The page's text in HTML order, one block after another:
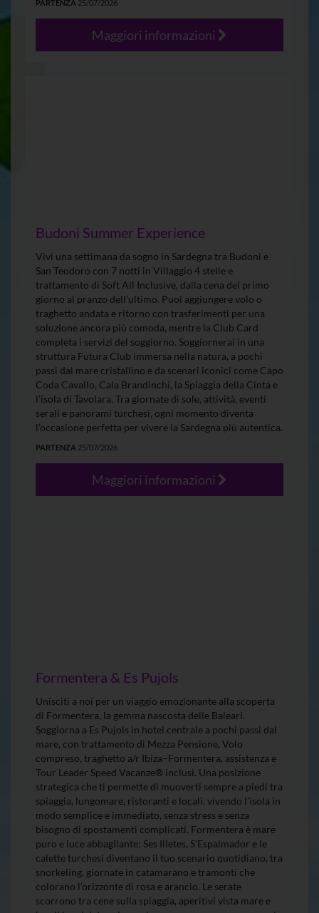
PARTENZA 25/07/2026
Maggiori informazioni
Budoni Summer Experience
Vivi una settimana da sogno in Sardegna tra Budoni e
San Teodoro con 7 notti in Villaggio 4 stelle e
trattamento di Soft All Inclusive, dalla cena del primo
giorno al pranzo dell’ultimo. Puoi aggiungere volo o
traghetto andata e ritorno con trasferimenti per una
soluzione ancora più comoda, mentre la Club Card
completa i servizi del soggiorno. Soggiornerai in una
struttura Futura Club immersa nella natura, a pochi
passi dal mare cristallino e da scenari iconici come Capo
Coda Cavallo, Cala Brandinchi, la Spiaggia della Cinta e
l’isola di Tavolara. Tra giornate di sole, attività, eventi
serali e panorami turchesi, ogni momento diventa
l’occasione perfetta per vivere la Sardegna più autentica.
PARTENZA 25/07/2026
Maggiori informazioni
Formentera & Es Pujols
Unisciti a noi per un viaggio emozionante alla scoperta
di Formentera, la gemma nascosta delle Baleari.
Soggiorna a Es Pujols in hotel centrale a pochi passi dal
mare, con trattamento di Mezza Pensione, Volo
compreso, traghetto a/r Ibiza–Formentera, assistenza e
Tour Leader Speed Vacanze® inclusi. Una posizione
strategica che ti permette di muoverti sempre a piedi tra
spiaggia, lungomare, ristoranti e locali, vivendo l’isola in
modo semplice e immediato, senza stress e senza
bisogno di spostamenti complicati. Formentera è mare
puro e luce abbagliante: Ses Illetes, S’Espalmador e le
calette turchesi diventano il tuo scenario quotidiano, tra
snorkeling, giornate in catamarano e tramonti che
colorano l’orizzonte di rosa e arancio. Le serate
scorrono tra cene sulla spiaggia, aperitivi vista mare e